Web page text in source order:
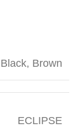
Black, Brown
ECLIPSE